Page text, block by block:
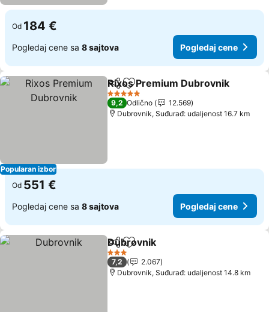
Od 184 €
Pogledaj cene sa 8 sajtova Pogledaj cene
Popularan izbor
Deli Dodati u favorite
Rixos Premium Dubrovnik
5 Zvezdice
9,2 Odlično
12.569
Dubrovnik, Suđurađ: udaljenost 16.7 km
Od 551 €
Pogledaj cene sa 8 sajtova Pogledaj cene
Deli Dodati u favorite
Dubrovnik
3 Zvezdice
7,2
2.067
Dubrovnik, Suđurađ: udaljenost 14.8 km